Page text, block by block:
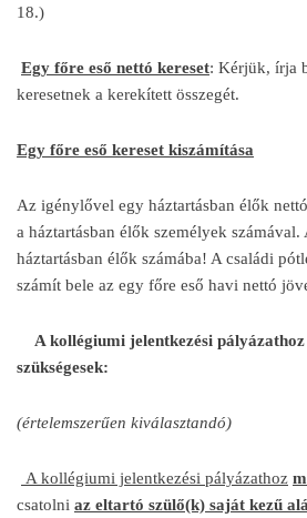
18.)
Egy főre eső nettó kereset: Kérjük, írja
keresetnek a kerekített összegét.
Egy főre eső kereset kiszámítása
Az igénylővel egy háztartásban élők
a háztartásban élők személyek
háztartásban élők számába! A családi
számít bele az egy főre eső havi nettó
A kollégiumi jelentkezési
szükségesek:
(értelemszerűen kiválasztandó)
A kollégiumi jelentkezési pályázathoz
csatolni az eltartó szülő(k) saját kezű